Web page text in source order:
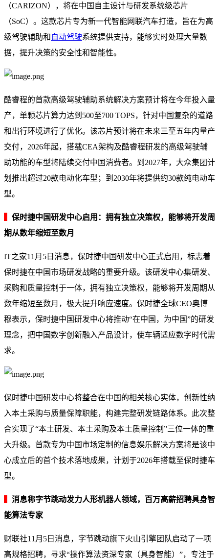
（CARIZON），将在中国自主设计与研发系统级芯片
（SoC）。这款芯片专为新一代智能网联汽车打造，旨在为高
级驾驶辅助和 自动驾驶系统提供支持，能够实时处理大量数
据，提升决策的安全性和智能性。
酷睿程的首款高级驾驶辅助系统解决方案预计将在今年投入量
产，单颗芯片算力达到500至700 TOPS，针对中国复杂的道路
和出行环境进行了优化。该芯片预计将在未来三至五年内量产
交付，2026年起，搭载CEA架构及酷睿程研发的高级驾驶辅
助功能的车型将陆续交付中国消费者。到2027年，大众集团计
划推出超过20款电动化车型；到2030年将提供约30款纯电动车
型。
保时捷中国研发中心启用：拥有独立决策权，能够将开发周
期从数年缩短至数月
IT之家11月5日消息，保时捷中国研发中心正式启用，标志着
保时捷在中国市场研发战略的重要升级。该研发中心集研发、
采购和质量控制于一体，拥有独立决策权，能够将开发周期从
数年缩短至数月，极大提升响应速度。保时捷全球CEO奥博
穆表示，保时捷中国研发中心将推动“在中国，为中国”的研发
理念，把中国数字创新融入产品设计，使车辆适应数字时代需
求。
保时捷中国研发中心将整合在中国的相关核心实体，创新性纳
入本土采购与质量保障职能，构建完整研发链路体系。此次整
合实现了“本土研发、本土采购及本土质量控制”三位一体的重
大升级。首款专为中国市场定制的信息娱乐解决方案将是该中
心成立后的首个技术落地成果，计划于2026年搭载至保时捷车
型。
消息称字节跳动发力人形机器人领域，百万高薪招聘具身智
能算法专家
财联社11月5日消息，字节跳动旗下火山引擎团队启动了一项
高规格招聘，寻求“操作算法资深专家（具身智能）”，专注于